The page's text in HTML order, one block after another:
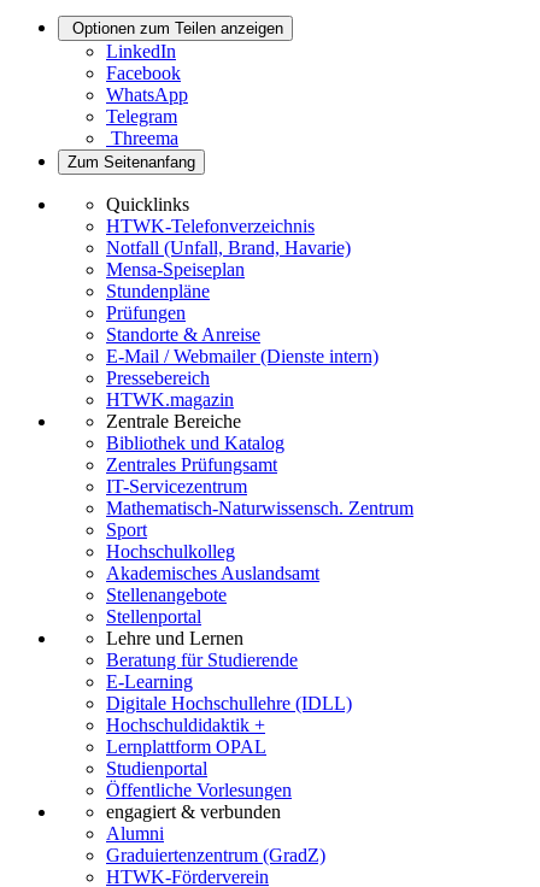
Optionen zum Teilen anzeigen
LinkedIn
Facebook
WhatsApp
Telegram
Threema
Zum Seitenanfang
Quicklinks
HTWK-Telefonverzeichnis
Notfall (Unfall, Brand, Havarie)
Mensa-Speiseplan
Stundenpläne
Prüfungen
Standorte & Anreise
E-Mail / Webmailer (Dienste intern)
Pressebereich
HTWK.magazin
Zentrale Bereiche
Bibliothek und Katalog
Zentrales Prüfungsamt
IT-Servicezentrum
Mathematisch-Naturwissensch. Zentrum
Sport
Hochschulkolleg
Akademisches Auslandsamt
Stellenangebote
Stellenportal
Lehre und Lernen
Beratung für Studierende
E-Learning
Digitale Hochschullehre (IDLL)
Hochschuldidaktik +
Lernplattform OPAL
Studienportal
Öffentliche Vorlesungen
engagiert & verbunden
Alumni
Graduiertenzentrum (GradZ)
HTWK-Förderverein